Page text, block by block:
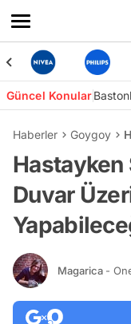
Güncel Konular
Haberler Goygoy
Hastayken
Duvar
Magarica -